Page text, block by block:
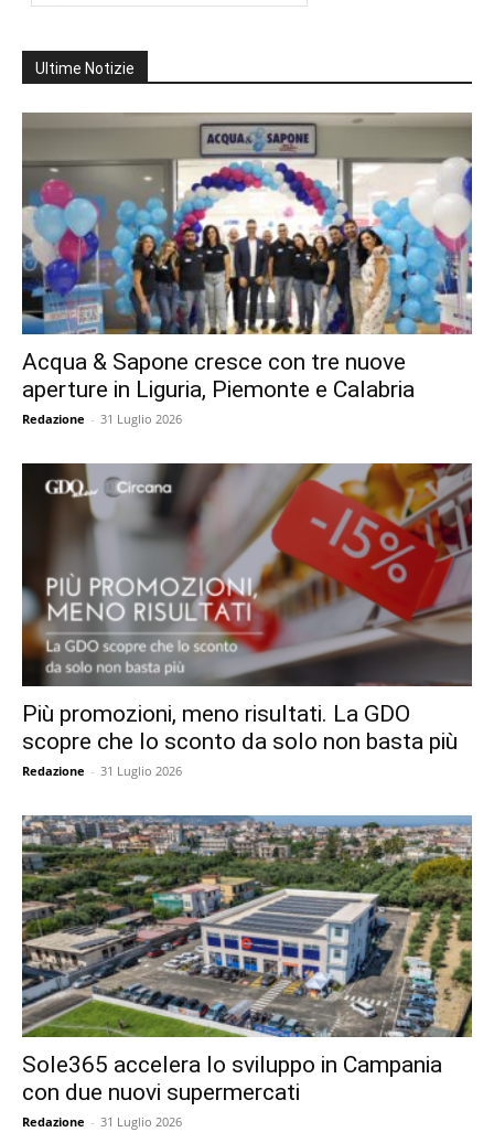
Ultime Notizie
Acqua & Sapone cresce con tre nuove
aperture in Liguria, Piemonte e Calabria
Redazione - 31 Luglio 2026
Più promozioni, meno risultati. La GDO
scopre che lo sconto da solo non basta più
Redazione - 31 Luglio 2026
Sole365 accelera lo sviluppo in Campania
con due nuovi supermercati
Redazione - 31 Luglio 2026